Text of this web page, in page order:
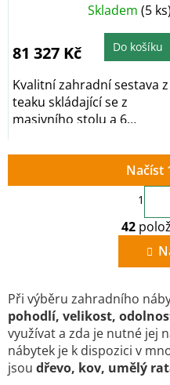
Skladem (5 ks)
81 327 Kč Do košíku
Kvalitní zahradní sestava z
teaku skládající se z
masivního stolu a 6
Načíst
1
42
Při výběru zahradního
pohodlí, velikost,
využívat a zda je nutné jej
nábytek je k dispozici v
jsou dřevo, kov, umělý